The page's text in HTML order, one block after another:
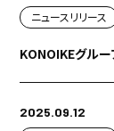
ニュースリリース
KONOIKEグルー
2025.09.12